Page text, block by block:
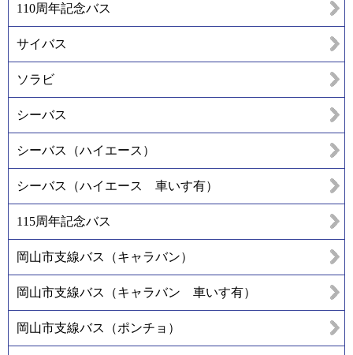
110周年記念バス
サイバス
ソラビ
シーバス
シーバス（ハイエース）
シーバス（ハイエース 車いす有）
115周年記念バス
岡山市支線バス（キャラバン）
岡山市支線バス（キャラバン 車いす有）
岡山市支線バス（ポンチョ）